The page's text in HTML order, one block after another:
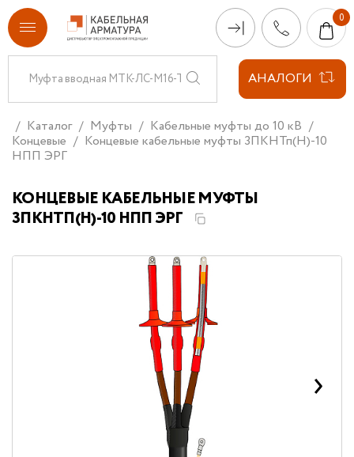
АНАЛОГИ
Каталог Муфты
Кабельные муфты до 10 кВ
Концевые
Концевые кабельные муфты 3ПКНТп(Н)-10
НПП ЭРГ
КОНЦЕВЫЕ КАБЕЛЬНЫЕ МУФТЫ
3ПКНТП(Н)-10 НПП ЭРГ